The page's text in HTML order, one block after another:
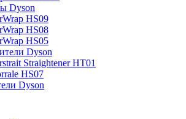
Dyson
HS09
HS08
HS05
Dyson
Straightener HT01
HS07
Dyson